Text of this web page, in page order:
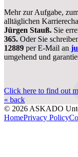
Mehr zur Aufgabe,
alltäglichen
Jürgen Stauß. Sie
365. Oder Sie
12889 per E-Mail an
umgehend und
Click here to find out
« back
© 2026 ASKADO
HomePrivacy Policy